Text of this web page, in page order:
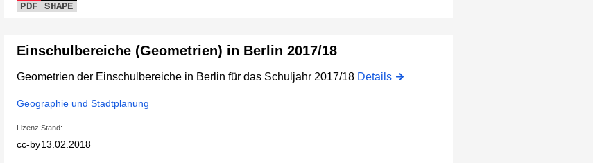
PDF SHAPE
Einschulbereiche (Geometrien) in Berlin 2017/18
Geometrien der Einschulbereiche in Berlin für das Schuljahr 2017/18 Details
Geographie und Stadtplanung
Lizenz:
cc-by
Stand:
13.02.2018